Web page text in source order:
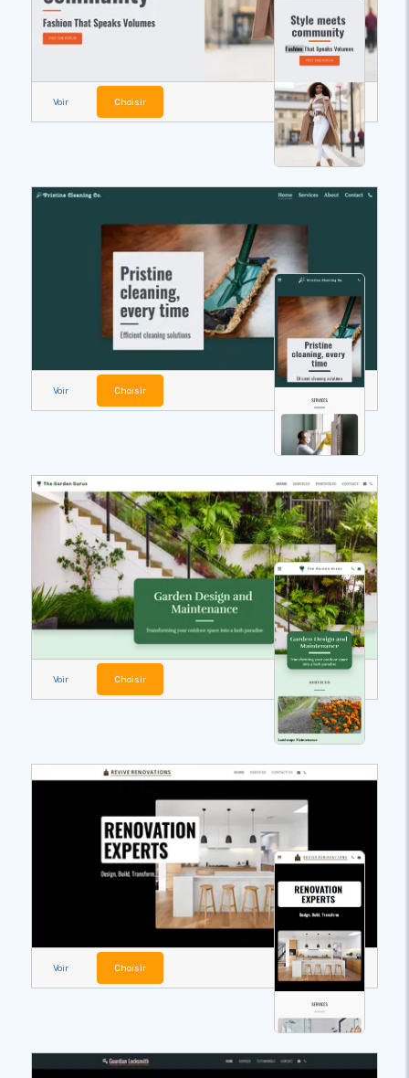
Voir Choisir
Voir Choisir
Voir Choisir
Voir Choisir